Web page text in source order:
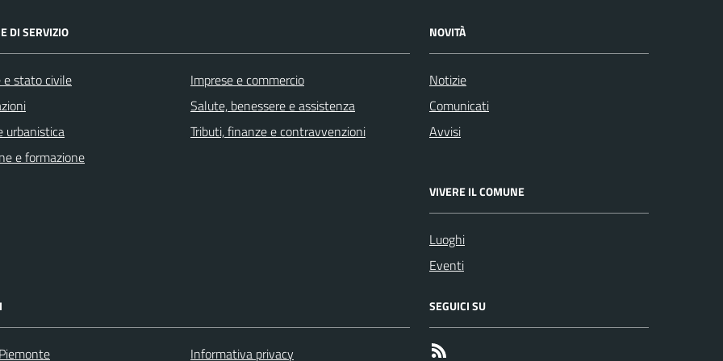
DI SERVIZIO
e stato civile
urbanistica
e formazione
Imprese e commercio
Salute, benessere e assistenza
Tributi, finanze e contravvenzioni
NOVITÀ
Notizie
Comunicati
Avvisi
VIVERE IL COMUNE
Luoghi
Eventi
Informativa privacy
SEGUICI SU